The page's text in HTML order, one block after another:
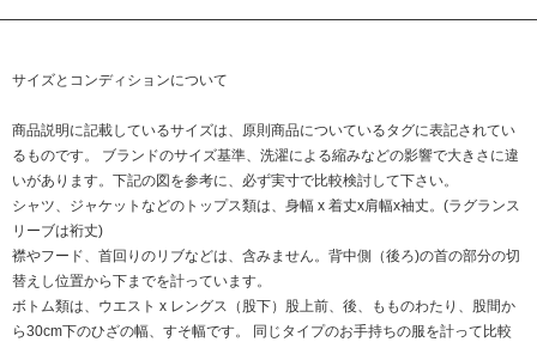
サイズとコンディションについて
商品説明に記載しているサイズは、原則商品についているタグに表記されてい
るものです。 ブランドのサイズ基準、洗濯による縮みなどの影響で大きさに違
いがあります。下記の図を参考に、必ず実寸で比較検討して下さい。
シャツ、ジャケットなどのトップス類は、身幅 x 着丈x肩幅x袖丈。(ラグランス
リーブは裄丈)
襟やフード、首回りのリブなどは、含みません。背中側（後ろ)の首の部分の切
替えし位置から下までを計っています。
ボトム類は、ウエスト x レングス（股下）股上前、後、もものわたり、股間か
ら30cm下のひざの幅、すそ幅です。 同じタイプのお手持ちの服を計って比較